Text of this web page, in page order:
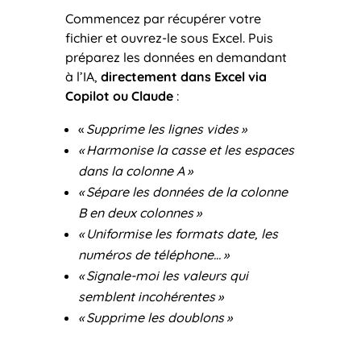
Commencez par récupérer votre
fichier et ouvrez-le sous Excel. Puis
préparez les données en demandant
à l’IA, directement dans Excel via
Copilot ou Claude:
« Supprime les lignes vides »
« Harmonise la casse et les espaces
dans la colonne A »
« Sépare les données de la colonne
B en deux colonnes »
« Uniformise les formats date, les
numéros de téléphone… »
« Signale-moi les valeurs qui
semblent incohérentes »
« Supprime les doublons »